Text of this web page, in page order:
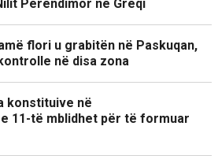
Perëndimor në Greqi
flori u grabitën në Paskuqan,
në disa zona
konstituive në
11-të mblidhet për të formuar